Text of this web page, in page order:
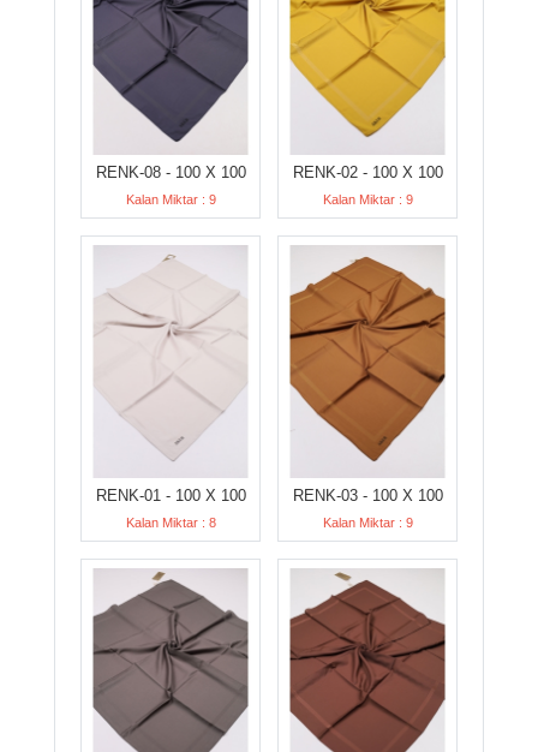
RENK-08 - 100 X 100
Kalan Miktar : 9
RENK-02 - 100 X 100
Kalan Miktar : 9
RENK-01 - 100 X 100
Kalan Miktar : 8
RENK-03 - 100 X 100
Kalan Miktar : 9